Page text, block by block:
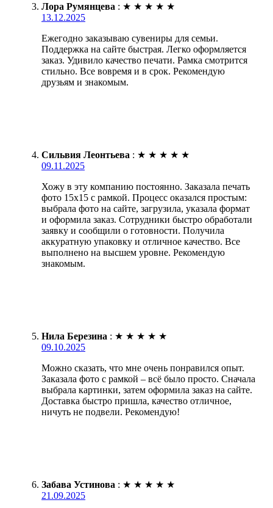
Лора Румянцева : ★ ★ ★ ★ ★
13.12.2025
Ежегодно заказываю сувениры для семьи.
Поддержка на сайте быстрая. Легко оформляется
заказ. Удивило качество печати. Рамка смотрится
стильно. Все вовремя и в срок. Рекомендую
друзьям и знакомым.
Сильвия Леонтьева : ★ ★ ★ ★ ★
09.11.2025
Хожу в эту компанию постоянно. Заказала печать
фото 15х15 с рамкой. Процесс оказался простым:
выбрала фото на сайте, загрузила, указала формат
и оформила заказ. Сотрудники быстро обработали
заявку и сообщили о готовности. Получила
аккуратную упаковку и отличное качество. Все
выполнено на высшем уровне. Рекомендую
знакомым.
Нила Березина : ★ ★ ★ ★ ★
09.10.2025
Можно сказать, что мне очень понравился опыт.
Заказала фото с рамкой – всё было просто. Сначала
выбрала картинки, затем оформила заказ на сайте.
Доставка быстро пришла, качество отличное,
ничуть не подвели. Рекомендую!
Забава Устинова : ★ ★ ★ ★ ★
21.09.2025